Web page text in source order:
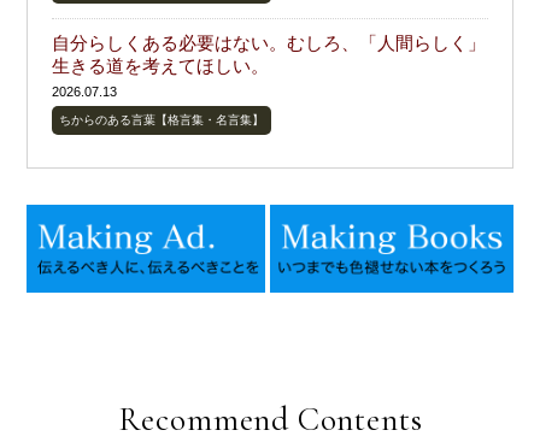
自分らしくある必要はない。むしろ、「人間らしく」
生きる道を考えてほしい。
2026.07.13
ちからのある言葉【格言集・名言集】
Recommend Contents